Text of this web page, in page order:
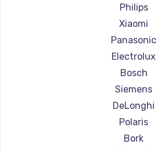
Ремонт
Ремонт кофемашин
Ремонт кофемашин
Ремонт кофемашин
Ремонт кофемашин
Ремонт кофемашин
Ремонт кофемашин
Ремонт кофемашин
Ремонт
Philips
Xiaomi
Panasonic
Electrolux
Bosch
Siemens
DeLonghi
Polaris
Bork